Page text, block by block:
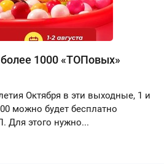
1000 «ТОПовых»
Октября в эти выходные, 1 и
можно будет бесплатно
Для этого нужно...